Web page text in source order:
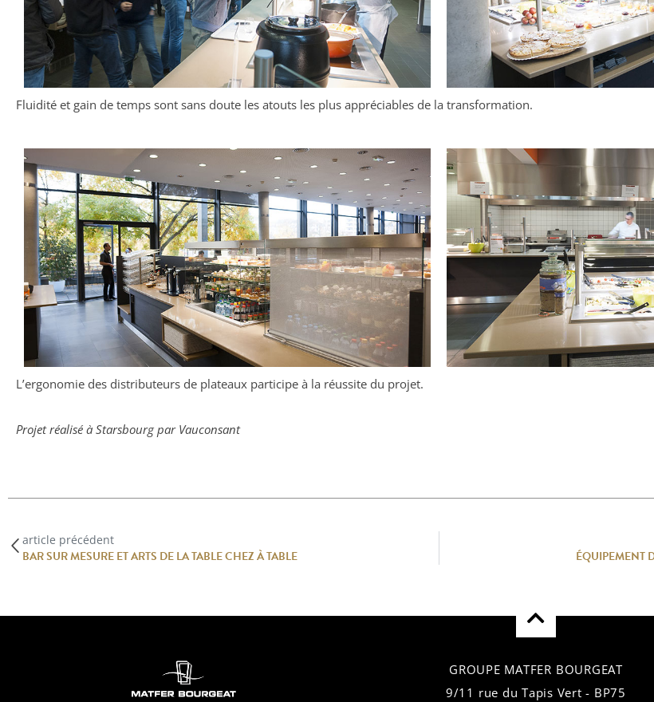
Fluidité et gain de temps sont sans doute les atouts les plus appréciables de la transformation.
L’ergonomie des distributeurs de plateaux participe à la réussite du projet.
Projet réalisé à Starsbourg par Vauconsant
article précédent
BAR SUR MESURE ET ARTS DE LA TABLE CHEZ À TABLE ÉQUIPEMENT
GROUPE MATFER BOURGEAT
9/11 rue du Tapis Vert - BP75